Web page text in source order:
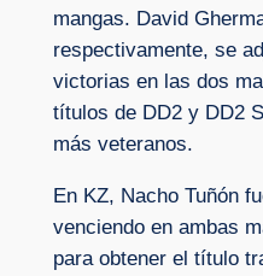
mangas. David
respectivamente, se
victorias en las dos
títulos de DD2 y DD2
más veteranos.
En KZ, Nacho Tuñón
venciendo en ambas
para obtener el título